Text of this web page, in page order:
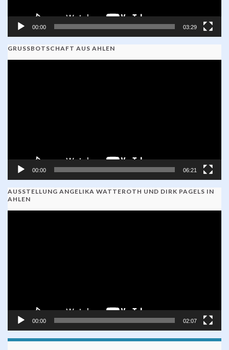
00:00 03:29
GRUSSBOTSCHAFT AUS AHLEN
00:00 06:21
AUSSTELLUNG ANGELIKA WATTEROTH UND DIRK PAGELS IN
AHLEN
00:00 02:07